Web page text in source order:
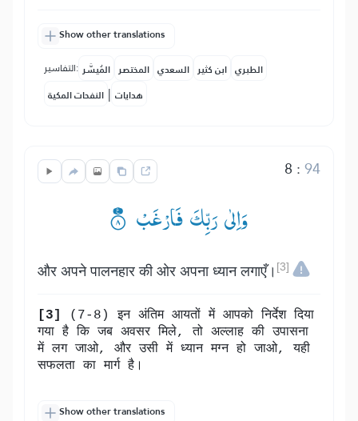
Show other translations
التفاسير: المُيسَّر المختصر السعدي ابن كثير الطبري
النفحات المكية | هدايات
8 :94
وَاِلٰی رَبِّكَ فَارْغَبْ ۟۠
और अपने पालनहार की ओर अपना ध्यान लगाएँ। [3]
[3]
(7-8) इन अंतिम आयतों में आपको निर्देश दिया
गया है कि जब अवसर मिले, तो अल्लाह की उपासना
में लग जाओ, और उसी में ध्यान मग्न हो जाओ, यही
सफलता का मार्ग है।
Show other translations